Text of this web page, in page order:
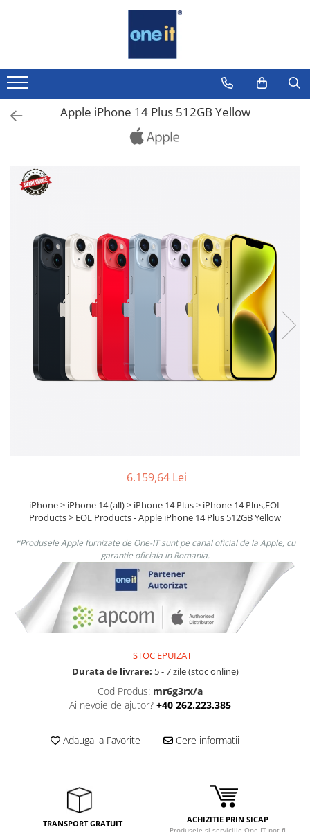
Laptop, Tablete & Telefoane
Laptop / Notebook
Notebook Consumer
Componente Laptop
Tablete & accesorii
Smart Watch
Apple AirTag
Inele Smart
Sisteme PC & Periferice
Microfoane & Casti Gaming
Mouse Gaming
Scaune Gaming
Tastaturi Gaming
Card Reader
Periferice PC
Camere Web
Adaptoare
Tastaturi
USB Hub
Placi de Baza
Apple iPhone 14 Plus 512GB Yellow
6.159,64 Lei
iPhone > iPhone 14 (all) > iPhone 14 Plus > iPhone 14 Plus,EOL
Products > EOL Products - Apple iPhone 14 Plus 512GB Yellow
*Produsele Apple furnizate de One-IT sunt pe canal oficial de la Apple, cu
garantie oficiala in Romania.
STOC EPUIZAT
Durata de livrare: 5 - 7 zile (stoc online)
Cod Produs: mr6g3rx/a
Ai nevoie de ajutor? +40 262.223.385
Adauga la Favorite Cere informatii
TRANSPORT GRATUIT ACHIZITIE PRIN SICAP